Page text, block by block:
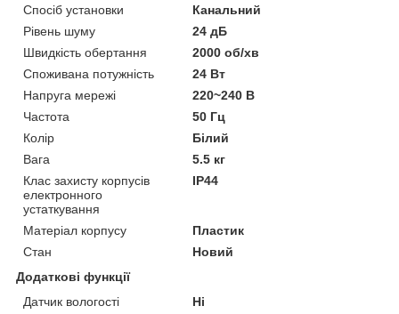
Спосіб установки
Канальний
Рівень шуму
24 дБ
Швидкість обертання
2000 об/хв
Споживана потужність
24 Вт
Напруга мережі
220~240 В
Частота
50 Гц
Колір
Білий
Вага
5.5 кг
Клас захисту корпусів
електронного
устаткування
IP44
Матеріал корпусу
Пластик
Стан
Новий
Додаткові функції
Датчик вологості
Ні